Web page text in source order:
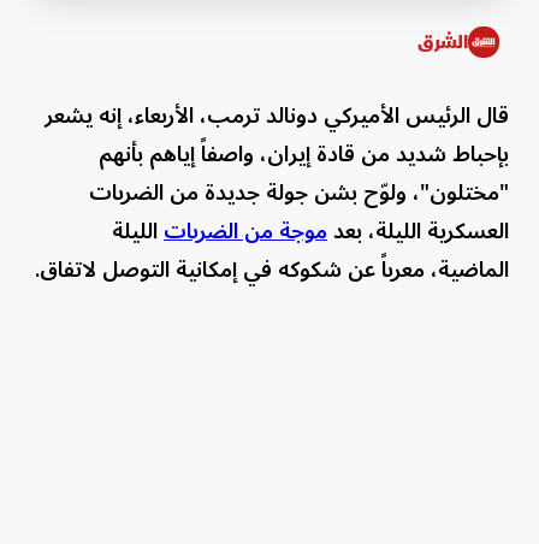
الشرق
قال الرئيس الأميركي دونالد ترمب، الأربعاء، إنه يشعر
بإحباط شديد من قادة إيران، واصفاً إياهم بأنهم
"مختلون"، ولوّح بشن جولة جديدة من الضربات
العسكرية الليلة، بعدموجة من الضرباتالليلة
الماضية، معرباً عن شكوكه في إمكانية التوصل لاتفاق.